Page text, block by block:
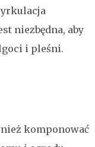
niezbędna, aby
i pleśni.
komponować